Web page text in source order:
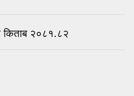
किताब २०८१.८२